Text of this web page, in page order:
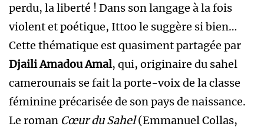
perdu, la liberté ! Dans son langage à la fois
violent et poétique, Ittoo le suggère si bien…
Cette thématique est quasiment partagée par
Djaili Amadou Amal, qui, originaire du sahel
camerounais se fait la porte-voix de la classe
féminine précarisée de son pays de naissance.
Le roman Cœur du Sahel(Emmanuel Collas,